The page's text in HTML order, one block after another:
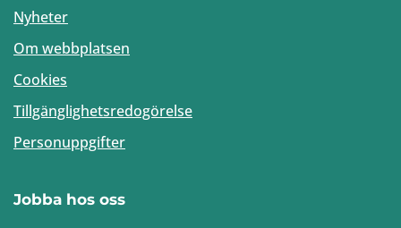
Nyheter
Om webbplatsen
Cookies
Tillgänglighetsredogörelse
Personuppgifter
Jobba hos oss